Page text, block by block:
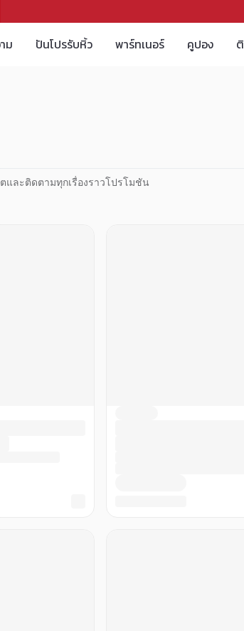
ม ปันโปรรับหิ้ว พาร์ทเนอร์ คูปอง
และติดตามทุกเรื่องราวโปรโมชัน